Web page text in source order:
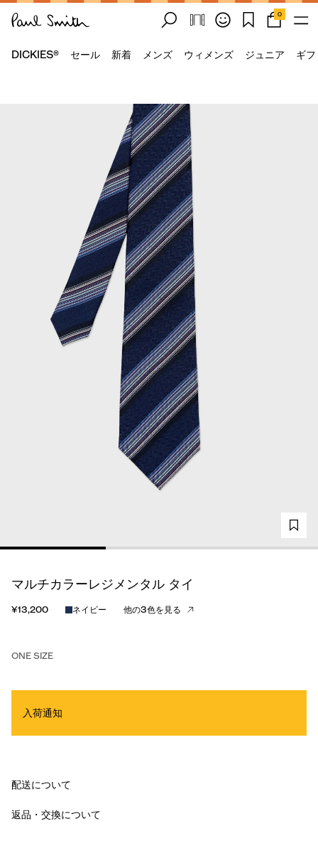
0
DICKIES® セール 新着 メンズ ウィメンズ ジュニア ギ
マルチカラーレジメンタル タイ
¥13,200 ネイビー 他の3色を見る
ONE SIZE
入荷通知
配送について
返品・交換について